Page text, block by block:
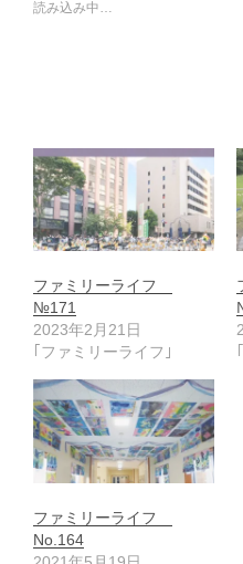
読み込み中…
ファミリーライフ
№171
2023年2月21日
｢ファミリーライフ｣
ファミリーライフ
No.164